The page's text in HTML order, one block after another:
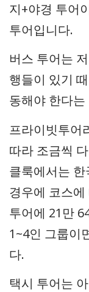
지+야경 투어
투어입니다.
버스 투어는
행들이 있기
동해야 한다
프라이빗투어
따라 조금씩
클룩에서는
경우에 코스
투어에 21만
1~4인 그룹이
다.
택시 투어는